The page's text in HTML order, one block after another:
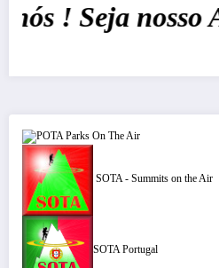
! Seja nosso
POTA Parks On The Air
SOTA - Summits on the Air
SOTA Portugal